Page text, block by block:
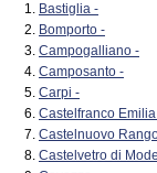
Bastiglia -
Bomporto -
Campogalliano -
Camposanto -
Carpi -
Castelfranco
Castelnuovo
Castelvetro di